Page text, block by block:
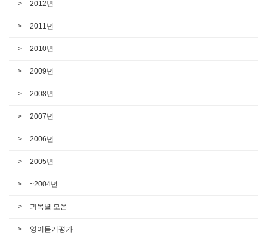
2012년
2011년
2010년
2009년
2008년
2007년
2006년
2005년
~2004년
과목별 모음
영어듣기평가